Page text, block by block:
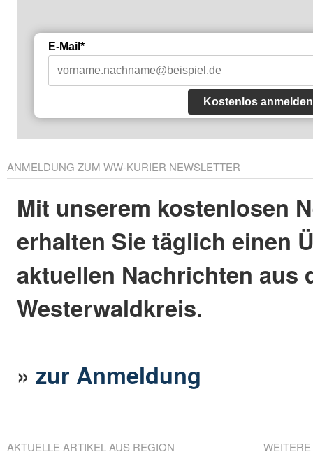
E-Mail*
Kostenlos anmelden
ANMELDUNG ZUM WW-KURIER NEWSLETTER
Mit unserem kostenlosen
erhalten Sie täglich einen
aktuellen Nachrichten aus
Westerwaldkreis.
»zur Anmeldung
AKTUELLE ARTIKEL AUS REGION